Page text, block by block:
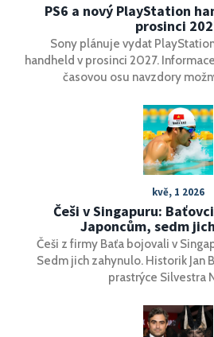
PS6 a nový PlayStation
prosinci
Sony plánuje vydat
handheld v prosinci 2027.
časovou osu navzdory
kvě, 1 2026
Češi v Singapuru:
Japoncům, sedm
Češi z firmy Baťa bojovali v
Sedm jich zahynulo. Historik Jan
prastrýce Silvestra